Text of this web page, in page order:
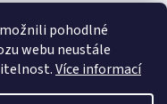
pohodlné
webu neustále
Více informací